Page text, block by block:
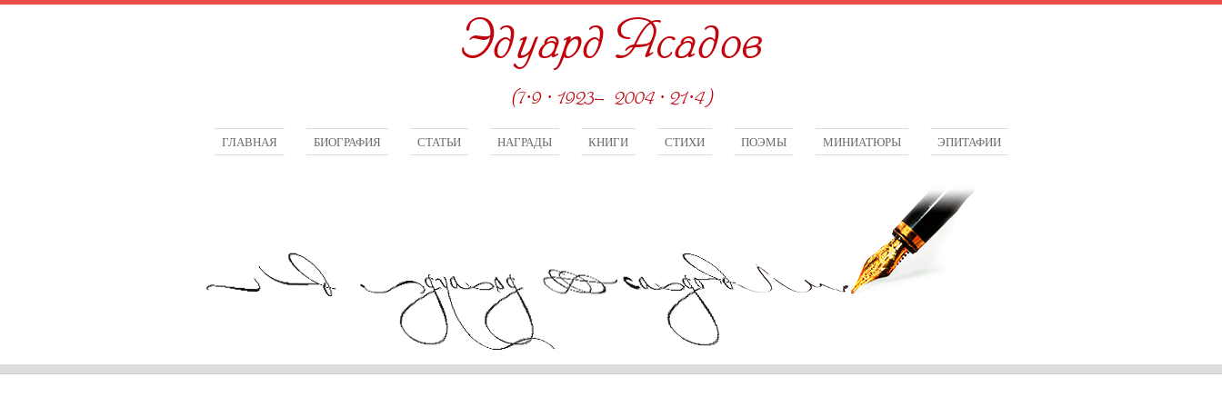
Эдуард Асадов
(7·9 · 1923—2004 · 21·4)
ГЛАВНАЯ БИОГРАФИЯ СТАТЬИ НАГРАДЫ КНИГИ СТИХИ ПОЭМЫ МИНИАТЮРЫ ЭПИТАФИИ